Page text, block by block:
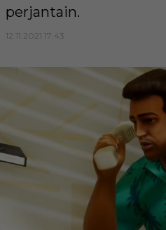
perjantain.
12.11.2021 17:43